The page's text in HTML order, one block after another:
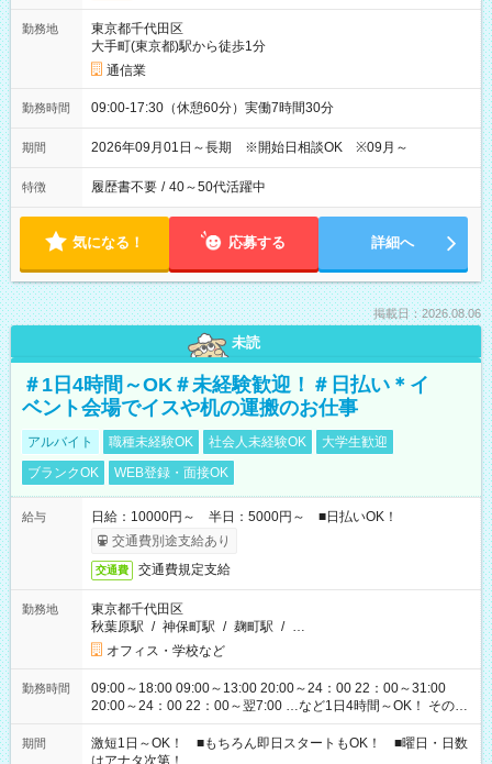
勤務地
東京都千代田区
大手町(東京都)駅から徒歩1分
通信業
勤務時間 09:00-17:30（休憩60分）実働7時間30分
期間 2026年09月01日～長期 ※開始日相談OK ※09月～
特徴 履歴書不要 / 40～50代活躍中
気になる！ 応募する 詳細へ
掲載日：2026.08.06
未読
＃1日4時間～OK＃未経験歓迎！＃日払い＊イ
ベント会場でイスや机の運搬のお仕事
アルバイト 職種未経験OK 社会人未経験OK
大学生歓迎
ブランクOK
WEB登録・面接OK
給与
日給：10000円～ 半日：5000円～ ■日払いOK！
交通費別途支給あり
交通費 交通費規定支給
勤務地
東京都千代田区
秋葉原駅 / 神保町駅 / 麹町駅 / …
オフィス・学校など
勤務時間
09:00～18:00 09:00～13:00 20:00～24：00 22：00～31:00
20:00～24：00 22：00～翌7:00 …など1日4時間～OK！ その他
シフトもございます！ お気軽にご相談ください！
期間
激短1日～OK！ ■もちろん即日スタートもOK！ ■曜日・日数
はアナタ次第！